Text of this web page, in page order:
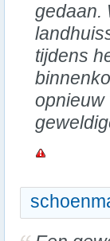
gedaan.
tijdens
opnieuw